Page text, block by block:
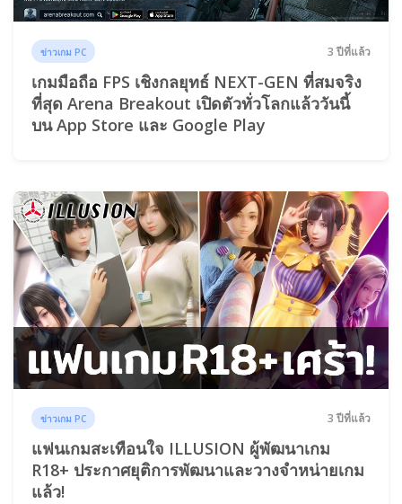
ข่าวเกม PC 3 ปีที่แล้ว
เกมมือถือ FPS เชิงกลยุทธ์ NEXT-GEN ที่สมจริง
ที่สุด Arena Breakout เปิดตัวทั่วโลกแล้ววันนี้
บน App Store และ Google Play
ข่าวเกม PC 3 ปีที่แล้ว
แฟนเกมสะเทือนใจ ILLUSION ผู้พัฒนาเกม
R18+ ประกาศยุติการพัฒนาและวางจำหน่ายเกม
แล้ว!